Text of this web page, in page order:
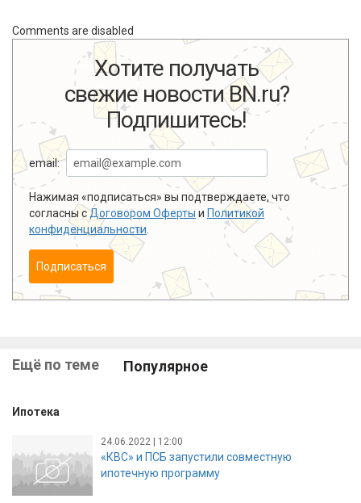
Comments are disabled
Хотите получать
свежие новости BN.ru?
Подпишитесь!
email:
Нажимая «подписаться» вы подтверждаете, что
согласны сДоговором Оферты и Политикой
конфиденциальности
Подписаться
Ещё по теме Популярное
Ипотека
24.06.2022 | 12:00
«КВС» и ПСБ запустили совместную
ипотечную программу